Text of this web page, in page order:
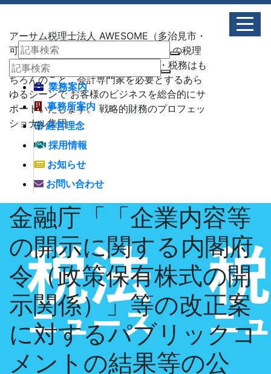
アーサム税理士法人 AWESOME（多治見市・
可児市・瑞浪市・土岐市） -地域No1 の税理
士法人 アーサム税理士法人 – 会計・税務はも
ちろんのこと、会計専門家を必要とするあら
ゆるシーンで お客様のビジネスを総合的にサ
ポートいたします。 戦略的財務のプロフェッ
ショナル集団
業務案内
事務所案内
経営理念
採用情報
お知らせ
お問い合わせ
金融庁「「企業内容等
の開示に関する内閣府
令（政策保有株式の開
示関係）」等の改正案
に対するパブリックコ
メントの結果等の公